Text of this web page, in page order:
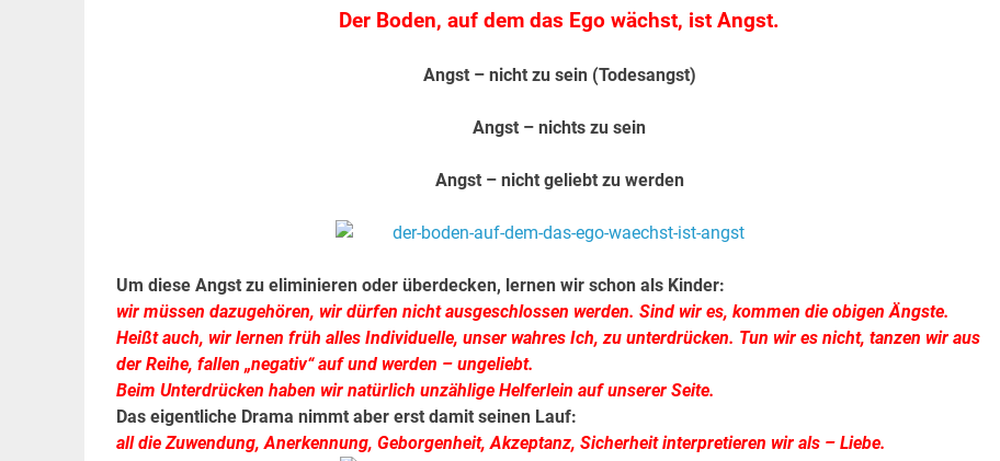
Der Boden, auf dem das Ego wächst, ist Angst.
Angst – nicht zu sein (Todesangst)
Angst – nichts zu sein
Angst – nicht geliebt zu werden
Um diese Angst zu eliminieren oder überdecken, lernen wir schon als Kinder:
wir müssen dazugehören, wir dürfen nicht ausgeschlossen werden. Sind wir es, kommen die obigen Ängste.
Heißt auch, wir lernen früh alles Individuelle, unser wahres Ich, zu unterdrücken. Tun wir es nicht, tanzen wir aus
der Reihe, fallen „negativ“ auf und werden – ungeliebt.
Beim Unterdrücken haben wir natürlich unzählige Helferlein auf unserer Seite.
Das eigentliche Drama nimmt aber erst damit seinen Lauf:
all die Zuwendung, Anerkennung, Geborgenheit, Akzeptanz, Sicherheit interpretieren wir als – Liebe.